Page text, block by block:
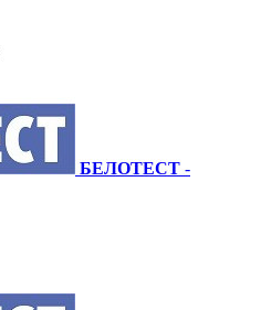
БЕЛОТЕСТ -